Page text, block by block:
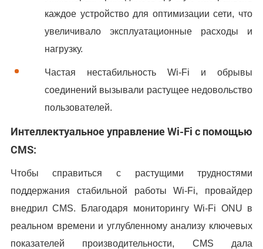
каждое устройство для оптимизации сети, что
увеличивало эксплуатационные расходы и
нагрузку.
Частая нестабильность Wi-Fi и обрывы
соединений вызывали растущее недовольство
пользователей.
Интеллектуальное управление Wi-Fi с помощью
CMS:
Чтобы справиться с растущими трудностями
поддержания стабильной работы Wi-Fi, провайдер
внедрил CMS. Благодаря мониторингу Wi-Fi ONU в
реальном времени и углубленному анализу ключевых
показателей производительности, CMS дала